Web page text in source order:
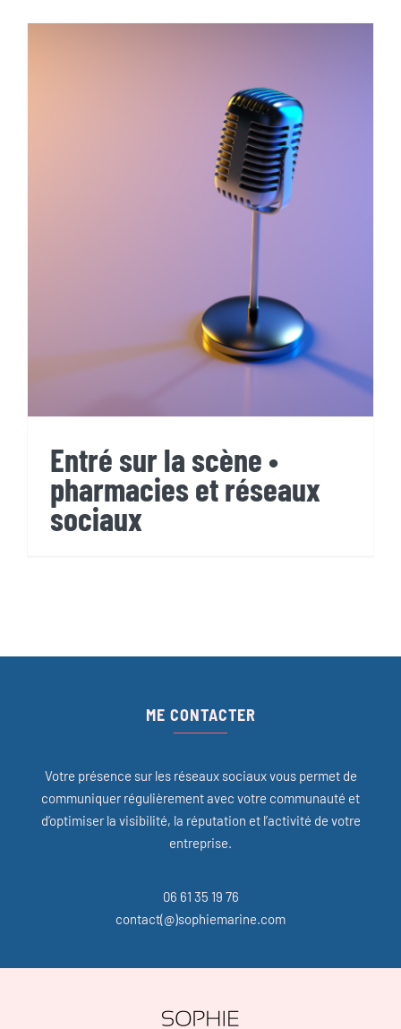
Entré sur la scène •
pharmacies et réseaux
Entré sur la scène •
pharmacies et réseaux
sociaux
ME CONTACTER
Votre présence sur les réseaux sociaux vous permet de
communiquer régulièrement avec votre communauté et
d’optimiser la visibilité, la réputation et l’activité de votre
entreprise.
06 61 35 19 76
contact(@)sophiemarine.com